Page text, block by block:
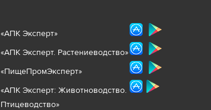
«АПК Эксперт»
«АПК Эксперт. Растениеводство»
«ПищеПромЭксперт»
«АПК Эксперт: Животноводство.
Птицеводство»